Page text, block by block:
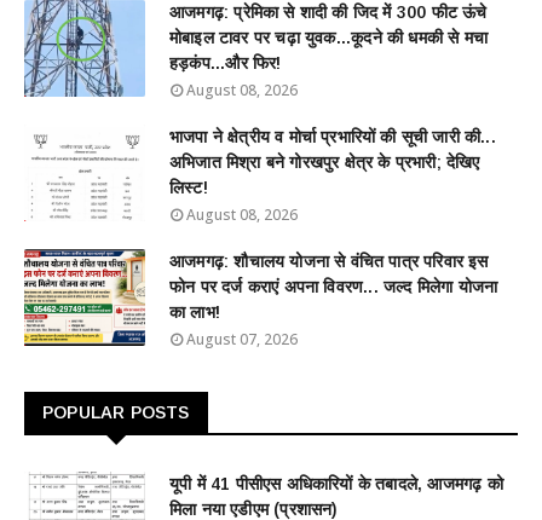
आजमगढ़: प्रेमिका से शादी की जिद में 300 फीट ऊंचे
मोबाइल टावर पर चढ़ा युवक...कूदने की धमकी से मचा
हड़कंप...और फिर!
August 08, 2026
भाजपा ने क्षेत्रीय व मोर्चा प्रभारियों की सूची जारी की...
अभिजात मिश्रा बने गोरखपुर क्षेत्र के प्रभारी; देखिए
लिस्ट!
August 08, 2026
आजमगढ़: शौचालय योजना से वंचित पात्र परिवार इस
फोन पर दर्ज कराएं अपना विवरण... जल्द मिलेगा योजना
का लाभ!
August 07, 2026
POPULAR POSTS
यूपी में 41 पीसीएस अधिकारियों के तबादले, आजमगढ़ को
मिला नया एडीएम (प्रशासन)